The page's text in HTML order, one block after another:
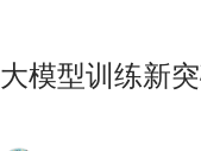
大模型训练新